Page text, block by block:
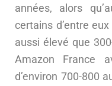
années, alors
certains d’entre
aussi élevé que
Amazon France
d’environ 700-800